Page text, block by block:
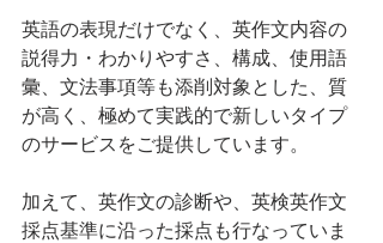
英語の表現だけでなく、英作文内容の
説得力・わかりやすさ、構成、使用語
彙、文法事項等も添削対象とした、質
が高く、極めて実践的で新しいタイプ
のサービスをご提供しています。
加えて、英作文の診断や、英検英作文
採点基準に沿った採点も行なっていま